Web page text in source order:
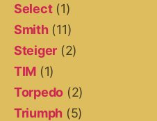
Select(1)
Smith(11)
Steiger (2)
TIM (1)
Torpedo (2)
Triumph (5)